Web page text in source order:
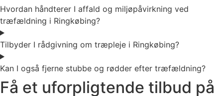
Hvordan håndterer I affald og miljøpåvirkning ved
træfældning i Ringkøbing?
Tilbyder I rådgivning om træpleje i Ringkøbing?
Kan I også fjerne stubbe og rødder efter træfældning?
Få et uforpligtende tilbud på